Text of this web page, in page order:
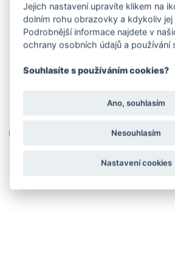
Jejich nastavení upravíte klikem na
dolním rohu obrazovky a kdykoliv jej
Podrobnější informace najdete v
ochrany osobních údajů a používání
Souhlasíte s používáním cookies?
Ano, souhlasím
Nesouhlasím
Nastavení cookies